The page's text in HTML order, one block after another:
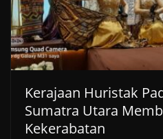
Kerajaan Huristak
Sumatra Utara
Kekerabatan